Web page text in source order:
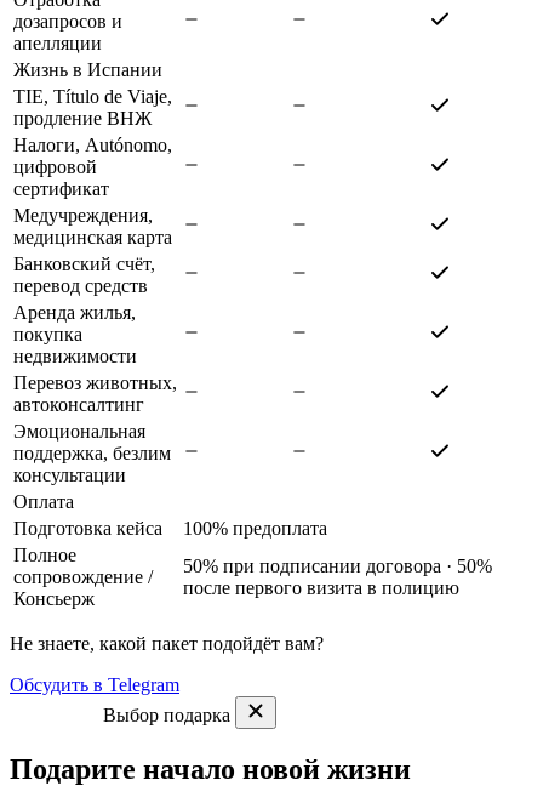
дозапросов и
апелляции
Жизнь в Испании
TIE, Título de Viaje,
продление ВНЖ
Налоги, Autónomo,
цифровой
сертификат
Медучреждения,
медицинская карта
Банковский счёт,
перевод средств
Аренда жилья,
покупка
недвижимости
Перевоз животных,
автоконсалтинг
Эмоциональная
поддержка, безлим
консультации
Оплата
Подготовка кейса
100% предоплата
Полное
сопровождение /
Консьерж
50% при подписании договора · 50%
после первого визита в полицию
Не знаете, какой пакет подойдёт вам?
Обсудить в Telegram
Выбор подарка
Подарите начало новой жизни